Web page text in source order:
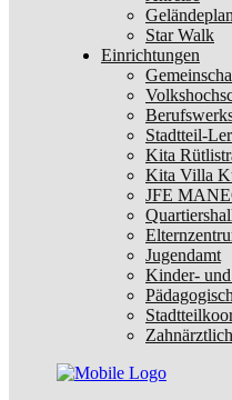
Geländeplan
Star Walk
Einrichtungen
Stadtteil-
Kita
Kita Villa
JFE
Jugendamt
Kinder- und